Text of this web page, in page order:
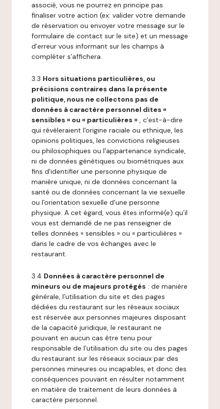
associé, vous ne pourrez en principe pas
finaliser votre action (ex: valider votre demande
de réservation ou envoyer votre message sur le
formulaire de contact sur le site) et un message
d’erreur vous informant sur les champs à
compléter s’affichera.
3.3 Hors situations particulières, ou
précisions contraires dans la présente
politique, nous ne collectons pas de
données à caractère personnel dites «
sensibles » ou « particulières » , c’est-à-dire
qui révèleraient l'origine raciale ou ethnique, les
opinions politiques, les convictions religieuses
ou philosophiques ou l'appartenance syndicale,
ni de données génétiques ou biométriques aux
fins d'identifier une personne physique de
manière unique, ni de données concernant la
santé ou de données concernant la vie sexuelle
ou l'orientation sexuelle d'une personne
physique. A cet égard, vous êtes informé(e) qu’il
vous est demandé de ne pas renseigner de
telles données « sensibles » ou « particulières »
dans le cadre de vos échanges avec le
restaurant.
3.4 Données à caractère personnel de
mineurs ou de majeurs protégés : de manière
générale, l’utilisation du site et des pages
dédiées du restaurant sur les réseaux sociaux
est réservée aux personnes majeures disposant
de la capacité juridique, le restaurant ne
pouvant en aucun cas être tenu pour
responsable de l’utilisation du site ou des pages
du restaurant sur les réseaux sociaux par des
personnes mineures ou incapables, et donc des
conséquences pouvant en résulter notamment
en matière de traitement de leurs données à
caractère personnel.